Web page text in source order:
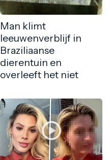
Man klimt
leeuwenverblijf in
Braziliaanse
dierentuin en
overleeft het niet